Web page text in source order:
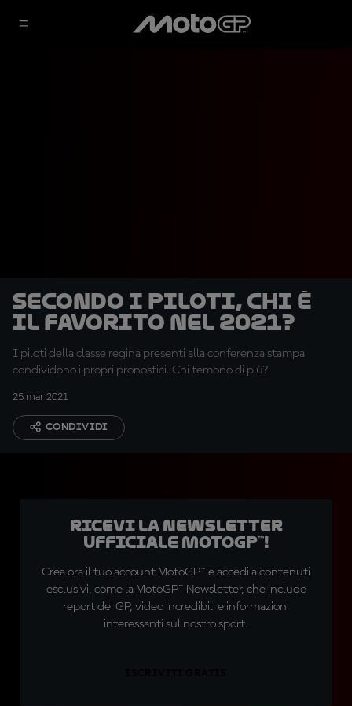
Secondo i piloti, chi è
il favorito nel 2021?
I piloti della classe regina presenti alla conferenza stampa
condividono i propri pronostici. Chi temono di più?
25 mar 2021
CONDIVIDI
Ricevi la newsletter
ufficiale MotoGP™!
Crea ora il tuo account MotoGP™ e accedi a contenuti
esclusivi, come la MotoGP™ Newsletter, che include
report dei GP, video incredibili e informazioni
interessanti sul nostro sport.